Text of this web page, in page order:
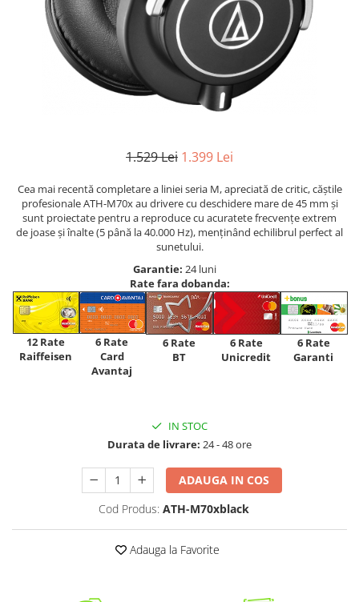
1.529 Lei 1.399 Lei
Cea mai recentă completare a liniei seria M, apreciată de critic, căștile
profesionale ATH-M70x au drivere cu deschidere mare de 45 mm și
sunt proiectate pentru a reproduce cu acuratete frecvențe extrem
de joase și înalte (5 până la 40.000 Hz), menținând echilibrul perfect al
sunetului.
Garantie: 24 luni
Rate fara dobanda:
12 Rate
Raiffeisen
6 Rate
Card
Avantaj
6 Rate
BT
6 Rate
Unicredit
6 Rate
Garanti
IN STOC
Durata de livrare: 24 - 48 ore
ADAUGA IN COS
Cod Produs: ATH-M70xblack
Adauga la Favorite